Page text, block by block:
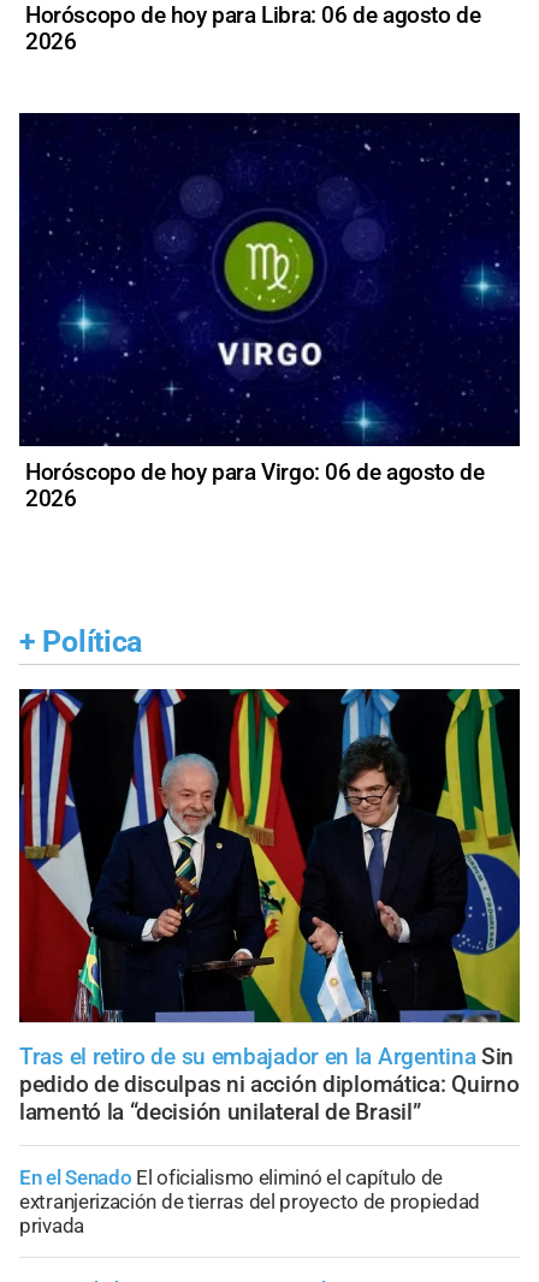
Horóscopo de hoy para Libra: 06 de agosto de
2026
Horóscopo de hoy para Virgo: 06 de agosto de
2026
+ Política
Tras el retiro de su embajador en la Argentina Sin
pedido de disculpas ni acción diplomática: Quirno
lamentó la “decisión unilateral de Brasil”
En el Senado El oficialismo eliminó el capítulo de
extranjerización de tierras del proyecto de propiedad
privada